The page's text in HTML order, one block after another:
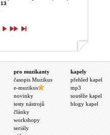
13
pro muzikanty
časopis Muzikus
e-muzikus
novinky
testy nástrojů
články
workshopy
seriály
kapely
přehled kapel
mp3
soutěže kapel
blogy kapel